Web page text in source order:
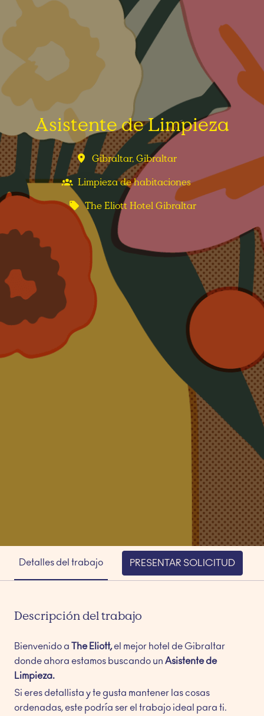
Asistente de Limpieza
Gibraltar, Gibraltar
Limpieza de habitaciones
The Eliott Hotel Gibraltar
Detalles del trabajo PRESENTAR SOLICITUD
Descripción del trabajo
Bienvenido a The Eliott,el mejor hotel de Gibraltar
donde ahora estamos buscando un Asistente de
Limpieza.
Si eres detallista y te gusta mantener las cosas
ordenadas, este podría ser el trabajo ideal para ti.